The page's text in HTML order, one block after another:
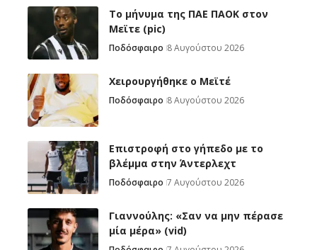
Το μήνυμα της ΠΑΕ ΠΑΟΚ στον
Μεϊτε (pic)
Ποδόσφαιρο 8 Αυγούστου 2026
Χειρουργήθηκε ο Μεϊτέ
Ποδόσφαιρο 8 Αυγούστου 2026
Επιστροφή στο γήπεδο με το
βλέμμα στην Άντερλεχτ
Ποδόσφαιρο 7 Αυγούστου 2026
Γιαννούλης: «Σαν να μην πέρασε
μία μέρα» (vid)